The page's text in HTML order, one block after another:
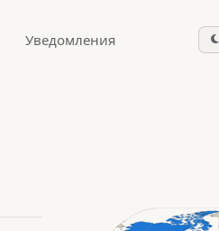
Уведомления